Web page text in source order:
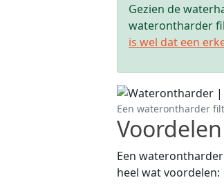
Gezien de
waterontharder
is wel dat een
Een waterontharder
Een
heel wat voordelen: